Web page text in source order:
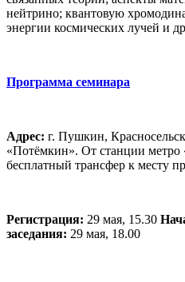
нейтрино; квантовую
энергии космических лучей и
Программа семинара
Адрес: г. Пушкин,
«Потёмкин». От станции метро
бесплатный трансфер к месту
Регистрация: 29 мая, 15.30
заседания: 29 мая, 18.00